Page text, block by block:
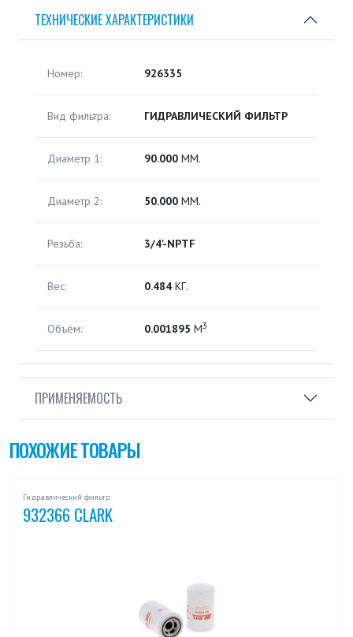
ТЕХНИЧЕСКИЕ ХАРАКТЕРИСТИКИ
Номер: 926335
Вид фильтра: ГИДРАВЛИЧЕСКИЙ ФИЛЬТР
Диаметр 1: 90.000 ММ.
Диаметр 2: 50.000 ММ.
Резьба: 3/4'-NPTF
Вес: 0.484 КГ.
Объём: 0.001895 М3
ПРИМЕНЯЕМОСТЬ
ПОХОЖИЕ ТОВАРЫ
Гидравлический фильтр
932366 CLARK